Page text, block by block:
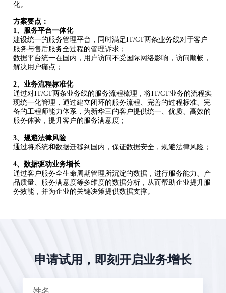
化。
方案要点：
1、服务平台一体化
建设统一的服务管理平台，同时满足IT/CT两条业务线对于客户
服务与售后服务全过程的管理诉求；
数据平台统一在国内，用户访问不受国际网络影响，访问顺畅，
解决用户痛点；
2、业务流程标准化
通过对IT/CT两条业务线的服务流程梳理，将IT/CT业务的流程实
现统一化管理，通过建立闭环的服务流程、完善的过程标准、完
备的工程师能力体系，为新华三的客户提供统一、优质、高效的
服务体验，提升客户的服务满意度；
3、规避法律风险
通过将系统和数据迁移到国内，保证数据安全，规避法律风险；
4、数据驱动业务增长
通过客户服务全生命周期管理所沉淀的数据，进行服务能力、产
品质量、服务满意度等多维度的数据分析，从而帮助企业提升服
务效能，并为企业的关键决策提供数据支撑。
申请试用，即刻开启业务增长